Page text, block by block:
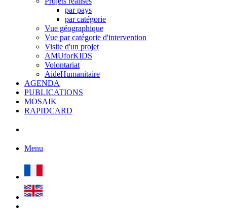
par pays
par catégorie
Vue géographique
Vue par catégorie d'intervention
Visite d'un projet
AMUforKIDS
Volontariat
AideHumanitaire
AGENDA
PUBLICATIONS
MOSAIK
RAPIDCARD
Menu